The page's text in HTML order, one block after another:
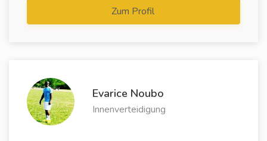
Zum Profil
Evarice Noubo
Innenverteidigung